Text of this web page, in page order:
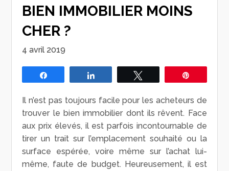
BIEN IMMOBILIER MOINS
CHER ?
4 avril 2019
Il n’est pas toujours facile pour les acheteurs de
trouver le bien immobilier dont ils rêvent. Face
aux prix élevés, il est parfois incontournable de
tirer un trait sur l’emplacement souhaité ou la
surface espérée, voire même sur l’achat lui-
même, faute de budget. Heureusement, il est